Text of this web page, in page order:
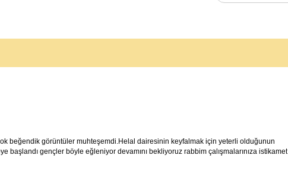
beğendik görüntüler muhteşemdi.Helal dairesinin keyfalmak için yeterli olduğunun
başlandı gençler böyle eğleniyor devamını bekliyoruz rabbim çalışmalarınıza istikamet